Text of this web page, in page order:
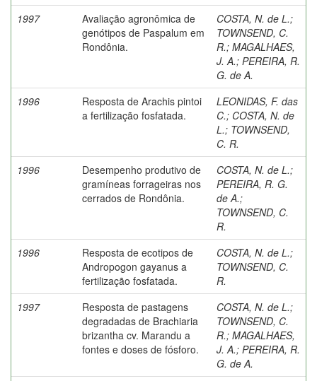
1997
Avaliação agronômica de
genótipos de Paspalum em
Rondônia.
COSTA, N. de L.;
TOWNSEND, C.
R.; MAGALHAES,
J. A.; PEREIRA, R.
G. de A.
1996
Resposta de Arachis pintoi
a fertilização fosfatada.
LEONIDAS, F. das
C.; COSTA, N. de
L.; TOWNSEND,
C. R.
1996
Desempenho produtivo de
gramíneas forrageiras nos
cerrados de Rondônia.
COSTA, N. de L.;
PEREIRA, R. G.
de A.;
TOWNSEND, C.
R.
1996
Resposta de ecotipos de
Andropogon gayanus a
fertilização fosfatada.
COSTA, N. de L.;
TOWNSEND, C.
R.
1997
Resposta de pastagens
degradadas de Brachiaria
brizantha cv. Marandu a
fontes e doses de fósforo.
COSTA, N. de L.;
TOWNSEND, C.
R.; MAGALHAES,
J. A.; PEREIRA, R.
G. de A.